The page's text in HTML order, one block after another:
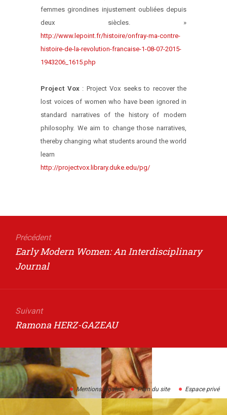
femmes girondines injustement oubliées depuis
deux siècles. »
http://www.lepoint.fr/histoire/onfray-ma-contre-
histoire-de-la-revolution-francaise-1-08-07-2015-
1943206_1615.php
Project Vox: Project Vox seeks to recover the
lost voices of women who have been ignored in
standard narratives of the history of modern
philosophy. We aim to change those narratives,
thereby changing what students around the world
learn
http://projectvox.library.duke.edu/pg/
de
l’article
Précédent
Article
précédent
Early Modern Women: An Interdisciplinary
Journal
Suivant
Article
:
Ramona HERZ-GAZEAU
Mentions légales Plan du site Espace privé